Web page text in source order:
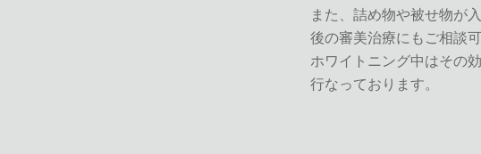
また、詰め物や被せ物が
後の審美治療にもご相談可
ホワイトニング中はその
行なっております。